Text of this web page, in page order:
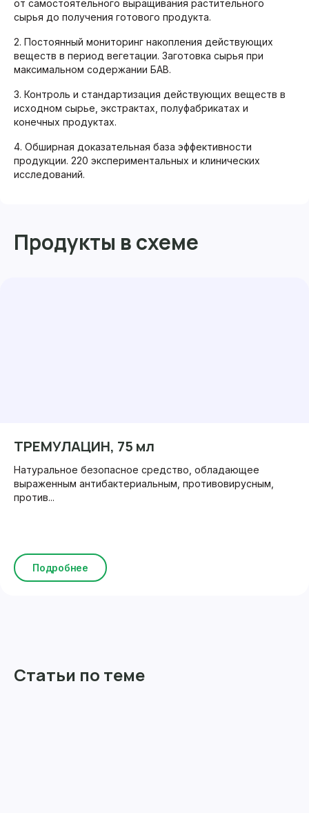
от самостоятельного выращивания растительного
сырья до получения готового продукта.
2. Постоянный мониторинг накопления действующих
веществ в период вегетации. Заготовка сырья при
максимальном содержании БАВ.
3. Контроль и стандартизация действующих веществ в
исходном сырье, экстрактах, полуфабрикатах и
конечных продуктах.
4. Обширная доказательная база эффективности
продукции. 220 экспериментальных и клинических
исследований.
Статьи по теме
Продукты в схеме
ТРЕМУЛАЦИН, 75 мл
Натуральное безопасное средство, обладающее
выраженным антибактериальным, противовирусным,
против...
Подробнее